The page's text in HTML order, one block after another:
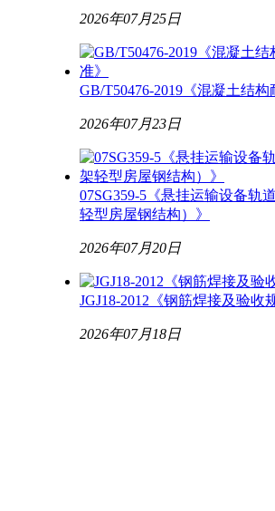
2026年07月25日
GB/T50476-2019《混凝土结构
2026年07月23日
07SG359-5《悬挂运输设备轨
轻型房屋钢结构）》
2026年07月20日
JGJ18-2012《钢筋焊接及验收
2026年07月18日